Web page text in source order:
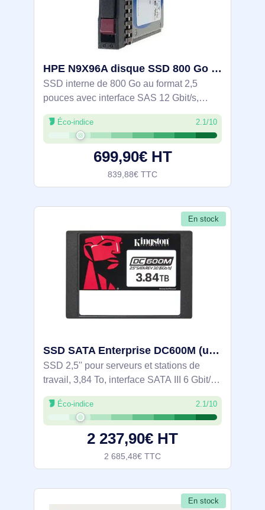
HPE N9X96A disque SSD 800 Go 2.5" SAS
SSD interne de 800 Go au format 2,5
pouces avec interface SAS 12 Gbit/s,
destiné aux serveurs et stations de travail.
Le format 2,5 pouces facilite l’intégration
dans châssis et baies SAS existants,
Éco-indice 2.1/10
699,90€ HT
839,88€ TTC
En stock
SSD SATA Enterprise DC600M (usage mixte) 2,5” de 3 480 Go - SEDC600M/3840G
SSD 2,5'' pour serveurs et stations de
travail, 3,84 To, interface SATA III 6 Gbit/s.
Lectures/écritures séquentielles 560/530
Mo/s, 94k/59k IOPS, latences 200/30 µs.
Conçu pour les charges « usage
Éco-indice 2.1/10
2 237,90€ HT
2 685,48€ TTC
En stock